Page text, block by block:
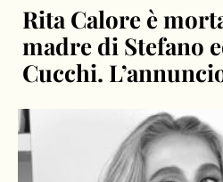
Rita Calore è
madre di Stefano
Cucchi.